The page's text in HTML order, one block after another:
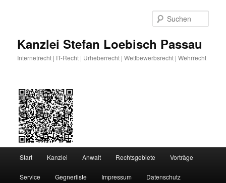
Kanzlei Stefan Loebisch Passau
Internetrecht | IT-Recht | Urheberrecht | Wettbewerbsrecht | Wehrrecht
Start Kanzlei Anwalt Rechtsgebiete Vorträge
Service Gegnerliste Impressum Datenschutz